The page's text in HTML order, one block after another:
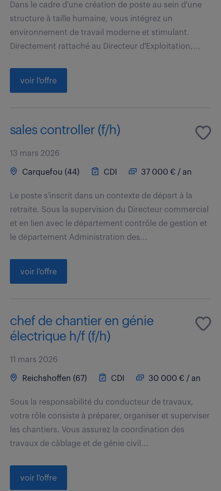
Dans le cadre d'une création de poste au sein d'une
structure à taille humaine, vous intégrez un
environnement de travail moderne et stimulant.
Directement rattaché au Directeur d'Exploitation,...
voir l'offre
sales controller (f/h)
13 mars 2026
Carquefou (44) CDI 37 000 € / an
Le poste s'inscrit dans un contexte de départ à la
retraite. Sous la supervision du Directeur commercial
et en lien avec le département contrôle de gestion et
le département Administration des...
voir l'offre
chef de chantier en génie
électrique h/f (f/h)
11 mars 2026
Reichshoffen (67) CDI 30 000 € / an
Sous la responsabilité du conducteur de travaux,
votre rôle consiste à préparer, organiser et superviser
les chantiers. Vous assurez la coordination des
travaux de câblage et de génie civil...
voir l'offre